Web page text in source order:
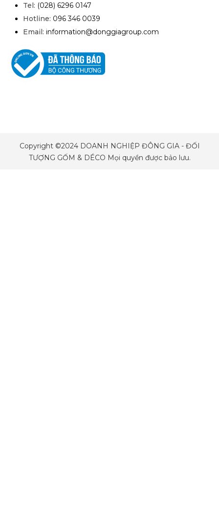
Tel: (028) 6296 0147
Hotline: 096 346 0039
Email: information@donggiagroup.com
Copyright ©2024 DOANH NGHIỆP ĐÔNG GIA - ĐỐI
TƯỢNG GỐM & DÉCO Mọi quyền được bảo lưu.